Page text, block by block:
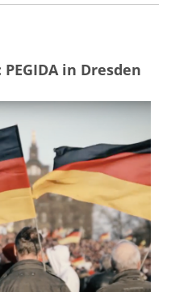
in Dresden